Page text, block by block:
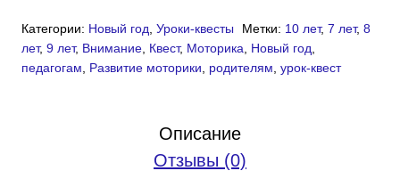
Урок-
квест
для
Категории: Новый год Уроки-квесты Метки: 10 лет, 7 лет, 8
лет, 9 лет, Внимание Квест, Моторика Новый год
педагогам
Развитие моторики родителям урок-квест
Описание
Отзывы (0)